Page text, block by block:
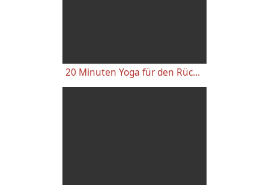
20 Minuten Yoga für den Rücken - Anfänger-Level